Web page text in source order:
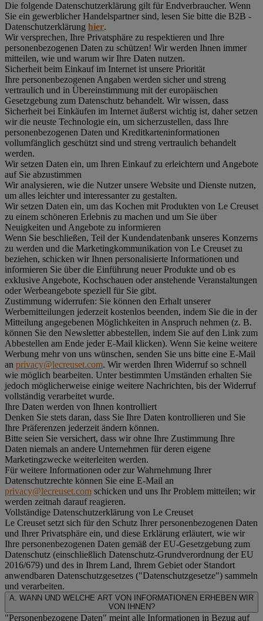
Die folgende Datenschutzerklärung gilt für Endverbraucher. Wenn
Sie ein gewerblicher Handelspartner sind, lesen Sie bitte die B2B -
Datenschutzerklärung hier.
Wir versprechen, Ihre Privatsphäre zu respektieren und Ihre
personenbezogenen Daten zu schützen! Wir werden Ihnen immer
mitteilen, wie und warum wir Ihre Daten nutzen.
Sicherheit beim Einkauf im Internet ist unsere Priorität
Ihre personenbezogenen Angaben werden sicher und streng
vertraulich und in Übereinstimmung mit der europäischen
Gesetzgebung zum Datenschutz behandelt. Wir wissen, dass
Sicherheit bei Einkäufen im Internet äußerst wichtig ist, daher setzen
wir die neuste Technologie ein, um sicherzustellen, dass Ihre
personenbezogenen Daten und Kreditkarteninformationen
vollumfänglich geschützt sind und streng vertraulich behandelt
werden.
Wir setzen Daten ein, um Ihren Einkauf zu erleichtern und Angebote
auf Sie abzustimmen
Wir analysieren, wie die Nutzer unsere Website und Dienste nutzen,
um alles leichter und interessanter zu gestalten.
Wir setzen Daten ein, um das Kochen mit Produkten von Le Creuset
zu einem schöneren Erlebnis zu machen und um Sie über
Neuigkeiten und Angebote zu informieren
Wenn Sie beschließen, Teil der Kundendatenbank unseres Konzerns
zu werden und die Marketingkommunikation von Le Creuset zu
beziehen, schicken wir Ihnen personalisierte Informationen und
informieren Sie über die Einführung neuer Produkte und ob es
exklusive Angebote, Kochschauen oder anstehende Veranstaltungen
oder Werbeangebote speziell für Sie gibt.
Zustimmung widerrufen: Sie können den Erhalt unserer
Werbemitteilungen jederzeit kostenlos beenden, indem Sie die in der
Mitteilung angegebenen Möglichkeiten in Anspruch nehmen (z. B.
können Sie den Newsletter abbestellen, indem Sie auf den Link zum
Abbestellen am Ende jeder E-Mail klicken). Wenn Sie keine weitere
Werbung mehr von uns wünschen, senden Sie uns bitte eine E-Mail
an privacy@lecreuset.com. Wir werden Ihren Widerruf so schnell
wie möglich bearbeiten. Unter bestimmten Umständen erhalten Sie
jedoch möglicherweise einige weitere Nachrichten, bis der Widerruf
vollständig verarbeitet wurde.
Ihre Daten werden von Ihnen kontrolliert
Denken Sie stets daran, dass Sie Ihre Daten kontrollieren und Sie
Ihre Präferenzen jederzeit ändern können.
Bitte seien Sie versichert, dass wir ohne Ihre Zustimmung Ihre
Daten niemals an andere Unternehmen für deren eigene
Marketingzwecke weiterleiten werden.
Für weitere Informationen oder zur Wahrnehmung Ihrer
Datenschutzrechte können Sie eine E-Mail an
privacy@lecreuset.com schicken und uns Ihr Problem mitteilen; wir
werden zeitnah darauf reagieren.
Vollständige Datenschutzerklärung von Le Creuset
Le Creuset setzt sich für den Schutz Ihrer personenbezogenen Daten
und Ihrer Privatsphäre ein, und diese Erklärung erläutert, wie wir
Ihre personenbezogenen Daten gemäß der EU-Gesetzgebung zum
Datenschutz (einschließlich Datenschutz-Grundverordnung der EU
2016/679) und des in Ihrem Land, Ihrem Gebiet oder Standort
anwendbaren Datenschutzgesetzes ("Datenschutzgesetze") sammeln
und verarbeiten.
A. WANN UND WELCHE ART VON INFORMATIONEN ERHEBEN WIR
VON IHNEN?
"Personenbezogene Daten" meint alle Informationen in Bezug auf